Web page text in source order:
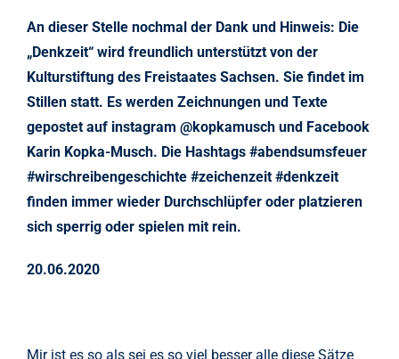
An dieser Stelle nochmal der Dank und Hinweis: Die
„Denkzeit“ wird freundlich unterstützt von der
Kulturstiftung des Freistaates Sachsen. Sie findet im
Stillen statt. Es werden Zeichnungen und Texte
gepostet auf instagram @kopkamusch und Facebook
Karin Kopka-Musch. Die Hashtags #abendsumsfeuer
#wirschreibengeschichte #zeichenzeit #denkzeit
finden immer wieder Durchschlüpfer oder platzieren
sich sperrig oder spielen mit rein.
20.06.2020
Mir ist es so als sei es so viel besser alle diese Sätze